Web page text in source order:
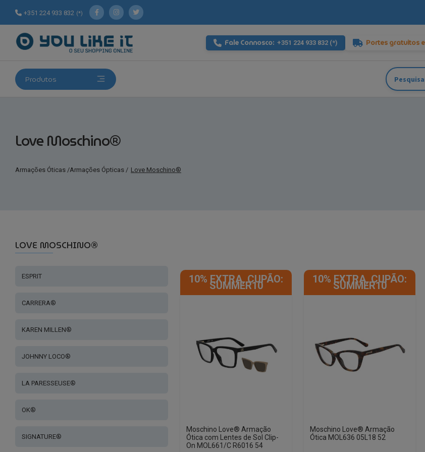
+351 224 933 832 (*)
Fale Connosco: +351 224 933 832 (*) Portes gratuitos
Produtos
Pesquisar
por:
Love Moschino®
Armações Óticas /Armações Ópticas / Love Moschino®
10% EXTRA, CUPÃO:
SUMMER10
Moschino Love® Armação
Ótica com Lentes de Sol Clip-
On MOL661/C R6016 54
10% EXTRA, CUPÃO:
SUMMER10
Moschino Love® Armação
Ótica MOL636 05L18 52
LOVE MOSCHINO®
ESPRIT
CARRERA®
KAREN MILLEN®
JOHNNY LOCO®
LA PARESSEUSE®
OK®
SIGNATURE®